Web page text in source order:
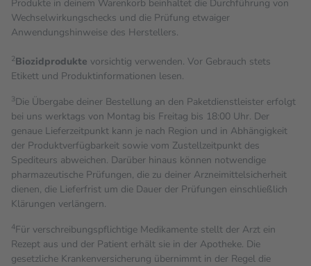
Produkte in deinem Warenkorb beinhaltet die Durchführung von
Wechselwirkungschecks und die Prüfung etwaiger
Anwendungshinweise des Herstellers.
2Biozidprodukte vorsichtig verwenden. Vor Gebrauch stets
Etikett und Produktinformationen lesen.
3Die Übergabe deiner Bestellung an den Paketdienstleister erfolgt
bei uns werktags von Montag bis Freitag bis 18:00 Uhr. Der
genaue Lieferzeitpunkt kann je nach Region und in Abhängigkeit
der Produktverfügbarkeit sowie vom Zustellzeitpunkt des
Spediteurs abweichen. Darüber hinaus können notwendige
pharmazeutische Prüfungen, die zu deiner Arzneimittelsicherheit
dienen, die Lieferfrist um die Dauer der Prüfungen einschließlich
Klärungen verlängern.
4Für verschreibungspflichtige Medikamente stellt der Arzt ein
Rezept aus und der Patient erhält sie in der Apotheke. Die
gesetzliche Krankenversicherung übernimmt in der Regel die